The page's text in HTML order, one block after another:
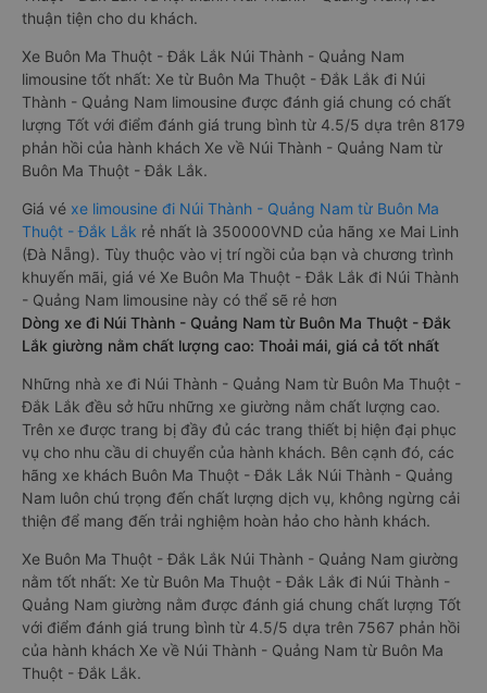
Đây là loại xe Buôn Ma Thuột - Đắk Lắk Núi Thành - Quảng
Nam có hỗ trợ đón/trả tận nơi miễn phí tại nội thành Buôn Ma
Thuột - Đắk Lắk và nội thành Núi Thành - Quảng Nam, rất
thuận tiện cho du khách.
Xe Buôn Ma Thuột - Đắk Lắk Núi Thành - Quảng Nam
limousine tốt nhất: Xe từ Buôn Ma Thuột - Đắk Lắk đi Núi
Thành - Quảng Nam limousine được đánh giá chung có chất
lượng Tốt với điểm đánh giá trung bình từ 4.5/5 dựa trên 8179
phản hồi của hành khách Xe về Núi Thành - Quảng Nam từ
Buôn Ma Thuột - Đắk Lắk.
Giá vé xe limousine đi Núi Thành - Quảng Nam từ Buôn Ma
Thuột - Đắk Lắkrẻ nhất là 350000VND của hãng xe Mai Linh
(Đà Nẵng). Tùy thuộc vào vị trí ngồi của bạn và chương trình
khuyến mãi, giá vé Xe Buôn Ma Thuột - Đắk Lắk đi Núi Thành
- Quảng Nam limousine này có thể sẽ rẻ hơn
Dòng xe đi Núi Thành - Quảng Nam từ Buôn Ma Thuột - Đắk
Lắk giường nằm chất lượng cao: Thoải mái, giá cả tốt nhất
Những nhà xe đi Núi Thành - Quảng Nam từ Buôn Ma Thuột -
Đắk Lắk đều sở hữu những xe giường nằm chất lượng cao.
Trên xe được trang bị đầy đủ các trang thiết bị hiện đại phục
vụ cho nhu cầu di chuyển của hành khách. Bên cạnh đó, các
hãng xe khách Buôn Ma Thuột - Đắk Lắk Núi Thành - Quảng
Nam luôn chú trọng đến chất lượng dịch vụ, không ngừng cải
thiện để mang đến trải nghiệm hoàn hảo cho hành khách.
Xe Buôn Ma Thuột - Đắk Lắk Núi Thành - Quảng Nam giường
nằm tốt nhất: Xe từ Buôn Ma Thuột - Đắk Lắk đi Núi Thành -
Quảng Nam giường nằm được đánh giá chung chất lượng Tốt